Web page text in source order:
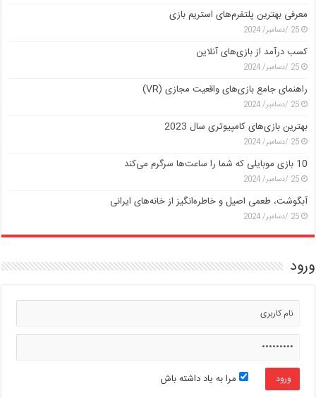
معرفی بهترین پلتفرم‌های استریم بازی
25 /دسامبر/ 2024
کسب درآمد از بازی‌های آنلاین
25 /دسامبر/ 2024
راهنمای جامع بازی‌های واقعیت مجازی (VR)
25 /دسامبر/ 2024
بهترین بازی‌های کامپیوتری سال 2023
25 /دسامبر/ 2024
10 بازی موبایلی که شما را ساعت‌ها سرگرم می‌کند
25 /دسامبر/ 2024
آبگوشت، طعمی اصیل و خاطره‌انگیز از خانه‌های ایرانی
25 /دسامبر/ 2024
ورود
مرا به یاد داشته باش